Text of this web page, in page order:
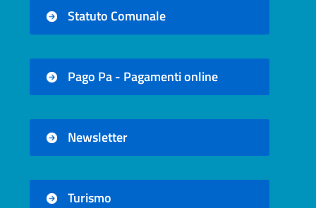
Statuto Comunale
Pago Pa - Pagamenti online
Newsletter
Turismo